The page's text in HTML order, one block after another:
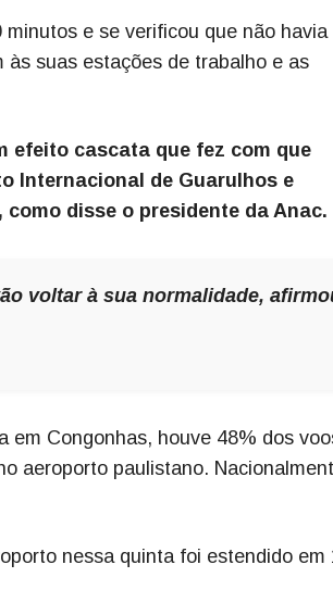
e se verificou que não havia
às suas estações de trabalho e as
efeito cascata que fez com que
Internacional de Guarulhos e
disse o presidente da Anac.
voltar à sua normalidade,
em Congonhas, houve 48% dos
aeroporto paulistano.
nessa quinta foi estendido em